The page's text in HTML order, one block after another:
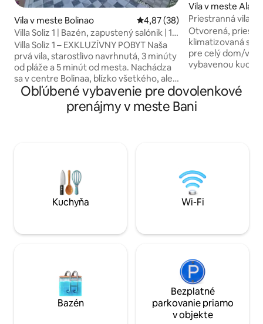
Vila v meste Bolinao Priemerné ohodnotenie 4,87
4,87 (38)
Villa Soliz 1 | Bazén, zapustený salónik | 16
– 22 osôb
Villa Soliz 1 – EXKLUZÍVNY POBYT Naša
prvá vila, starostlivo navrhnutá, 3 minúty
od pláže a 5 minút od mesta. Nachádza
sa v centre Bolinaa, blízko všetkého, ale
zároveň v tichom, súkromnom prostredí
– EXKLUZÍVNE pre vás a vašu skupinu.
Vychutnajte si zapustenú obývaciu izbu
spoločné chvíle. Až pre 22 hostí. Hostí
prosíme, aby si priniesli vlastné uteráky a
toaletné potreby.
Vila v meste
Priestranná vila
ostrovov
Otvorená,
klimatizovaná s
pre celý dom/vilu
vybavenou
predsieň s
Priestranné izby.
garáž a vonkajšie
Alaminos.
priateľov na
Obľúbené vybavenie pre dovolenkové
prenájmy v meste Bani
Kuchyňa Wi-Fi
Bazén
Bezplatné
parkovanie priamo
v objekte